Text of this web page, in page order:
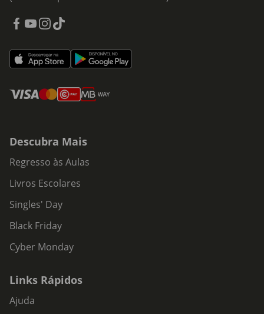
Descubra Mais
Regresso às Aulas
Livros Escolares
Singles' Day
Black Friday
Cyber Monday
Links Rápidos
Ajuda